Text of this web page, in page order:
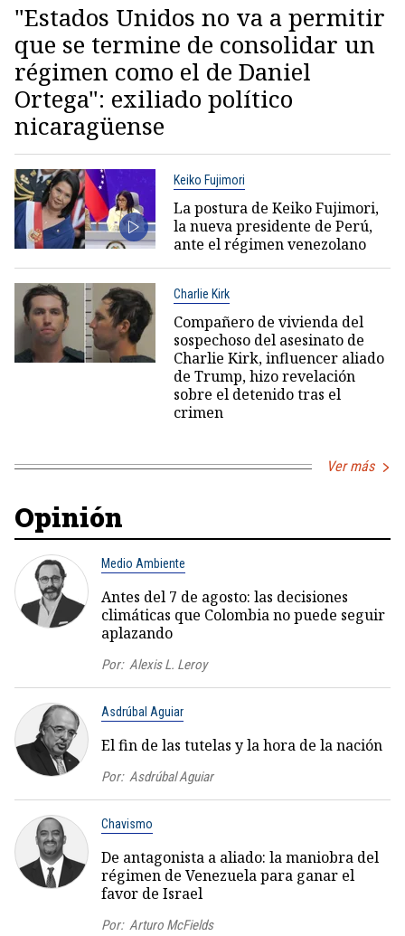
"Estados Unidos no va a permitir
que se termine de consolidar un
régimen como el de Daniel
Ortega": exiliado político
nicaragüense
Keiko Fujimori
La postura de Keiko Fujimori,
la nueva presidente de Perú,
ante el régimen venezolano
Charlie Kirk
Compañero de vivienda del
sospechoso del asesinato de
Charlie Kirk, influencer aliado
de Trump, hizo revelación
sobre el detenido tras el
crimen
Ver más
Opinión
Medio Ambiente
Antes del 7 de agosto: las decisiones
climáticas que Colombia no puede seguir
aplazando
Por: Alexis L. Leroy
Asdrúbal Aguiar
El fin de las tutelas y la hora de la nación
Por: Asdrúbal Aguiar
Chavismo
De antagonista a aliado: la maniobra del
régimen de Venezuela para ganar el
favor de Israel
Por: Arturo McFields